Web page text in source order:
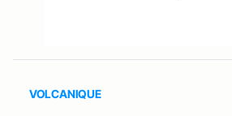
VOLCANIQUE